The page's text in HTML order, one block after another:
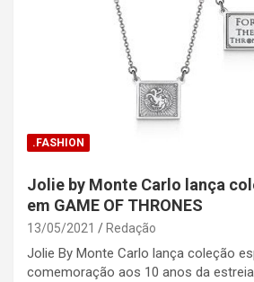
.FASHION
Jolie by Monte Carlo lança
em GAME OF THRONES
13/05/2021 Redação
Jolie By Monte Carlo lança coleção
comemoração aos 10 anos da